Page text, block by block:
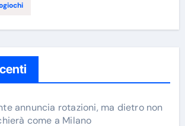
annuncia rotazioni, ma dietro non
come a Milano